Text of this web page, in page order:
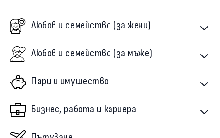
Любов и семейство (за жени)
Любов и семейство (за мъже)
Пари и имущество
Бизнес, работа и кариера